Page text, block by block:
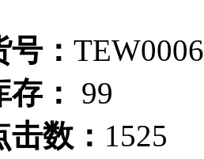
：
：
99
数： 1525